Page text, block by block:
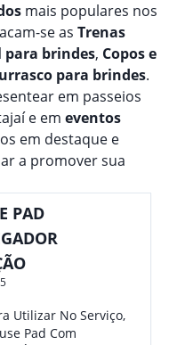
mais populares nos
se as Trenas
para brindes, Copos e
para brindes.
em passeios
e em eventos
em destaque e
a promover sua
PAD
Utilizar No Serviço,
Pad Com